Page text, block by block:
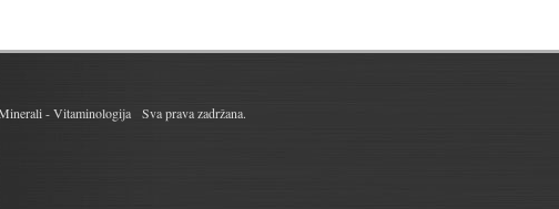
- Vitaminologija Sva prava zadržana.